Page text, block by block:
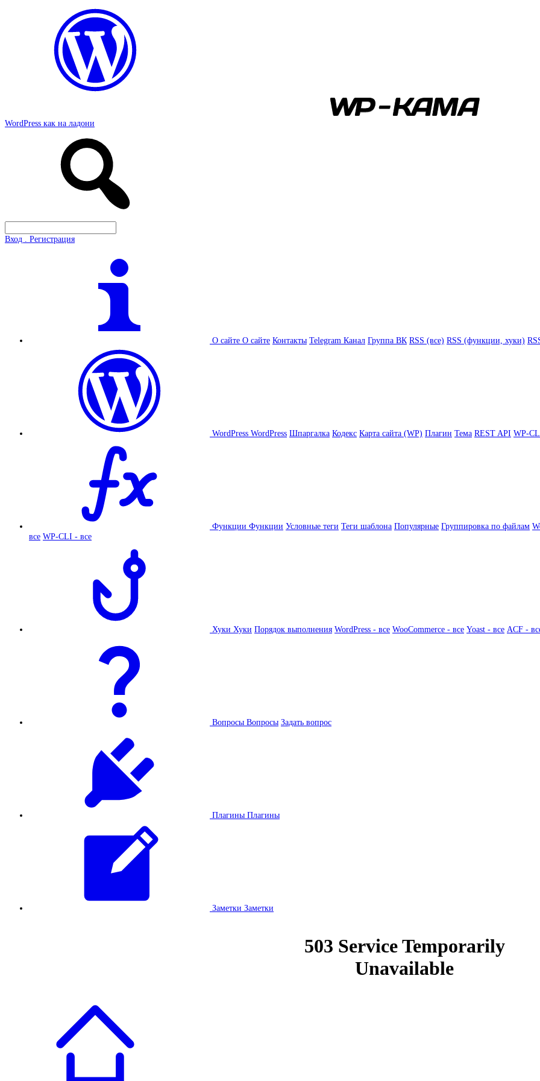
WordPress как на ладони
Вход . Регистрация
О сайте О сайте Контакты Telegram Канал Группа ВК RSS (все) RSS (функции, хуки)
WordPress WordPress Шпаргалка Кодекс Карта сайта (WP) Плагин Тема REST API WP-
Функции Функции Условные теги Теги шаблона Популярные Группировка по файлам
все WP-CLI - все
Хуки Хуки Порядок выполнения WordPress - все WooCommerce - все Yoast - все ACF -
Вопросы Вопросы Задать вопрос
Плагины Плагины
Заметки Заметки